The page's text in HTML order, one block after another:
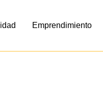
Emprendimiento